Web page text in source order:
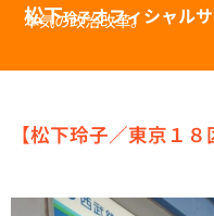
松下玲子オフィシャル
本気の政治改革。
【松下玲子／東京１